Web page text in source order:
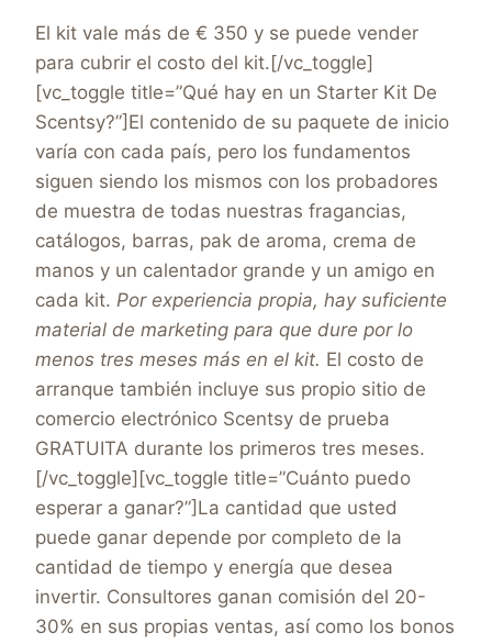
El kit vale más de € 350 y se puede vender
para cubrir el costo del kit.[/vc_toggle]
[vc_toggle title=”Qué hay en un Starter Kit De
Scentsy?”]El contenido de su paquete de inicio
varía con cada país, pero los fundamentos
siguen siendo los mismos con los probadores
de muestra de todas nuestras fragancias,
catálogos, barras, pak de aroma, crema de
manos y un calentador grande y un amigo en
cada kit. Por experiencia propia, hay suficiente
material de marketing para que dure por lo
menos tres meses más en el kit. El costo de
arranque también incluye sus propio sitio de
comercio electrónico Scentsy de prueba
GRATUITA durante los primeros tres meses.
[/vc_toggle][vc_toggle title=”Cuánto puedo
esperar a ganar?”]La cantidad que usted
puede ganar depende por completo de la
cantidad de tiempo y energía que desea
invertir. Consultores ganan comisión del 20-
30% en sus propias ventas, así como los bonos